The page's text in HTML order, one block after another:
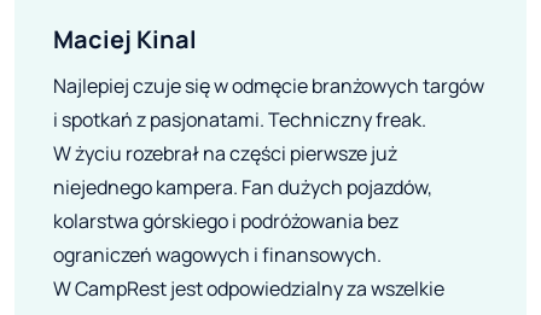
Maciej Kinal
Najlepiej czuje się w odmęcie branżowych targów
i spotkań z pasjonatami. Techniczny freak.
W życiu rozebrał na części pierwsze już
niejednego kampera. Fan dużych pojazdów,
kolarstwa górskiego i podróżowania bez
ograniczeń wagowych i finansowych.
W CampRest jest odpowiedzialny za wszelkie